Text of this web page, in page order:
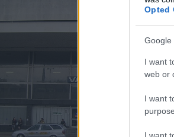
Opted
Google
I want
web or
I want
I want